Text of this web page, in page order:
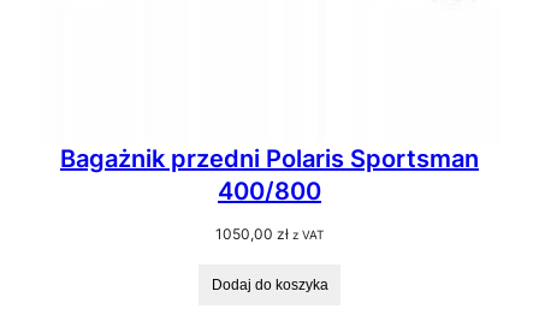
Bagażnik przedni Polaris Sportsman
400/800
1050,00 zł z VAT
Dodaj do koszyka